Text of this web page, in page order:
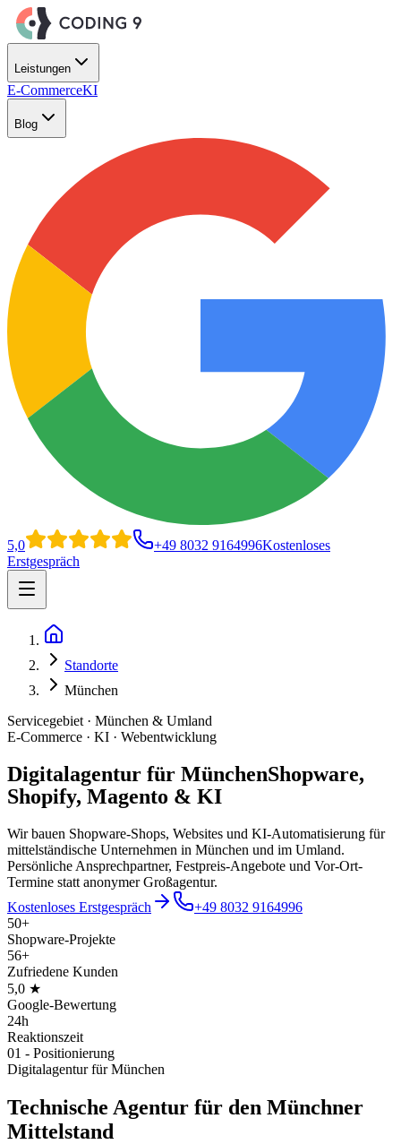
Zum Hauptinhalt springen
Leistungen
E-CommerceKI
Blog
5,0 +49 8032 9164996Kostenloses
Erstgespräch
Open main menu
Standorte
München
Servicegebiet · München & Umland
E-Commerce · KI · Webentwicklung
Digitalagentur für MünchenShopware,
Shopify, Magento & KI
Wir bauen Shopware-Shops, Websites und KI-Automatisierung für
mittelständische Unternehmen in München und im Umland.
Persönliche Ansprechpartner, Festpreis-Angebote und Vor-Ort-
Termine statt anonymer Großagentur.
Kostenloses Erstgespräch
+49 8032 9164996
50+
Shopware-Projekte
56+
Zufriedene Kunden
5,0 ★
Google-Bewertung
24h
Reaktionszeit
01 - Positionierung
Digitalagentur für München
Technische Agentur für den Münchner
Mittelstand